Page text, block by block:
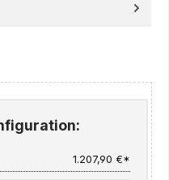
1.207,90 €*